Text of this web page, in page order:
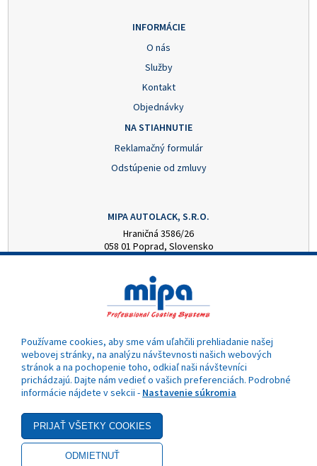
INFORMÁCIE
O nás
Služby
Kontakt
Objednávky
NA STIAHNUTIE
Reklamačný formulár
Odstúpenie od zmluvy
MIPA AUTOLACK, S.R.O.
Hraničná 3586/26
058 01 Poprad, Slovensko
mipa@autolack.sk
OTVÁRACIE HODINY
Pondelok - Piatok: 8:00 - 16:00 hod.
Používame cookies, aby sme vám uľahčili prehliadanie našej
webovej stránky, na analýzu návštevnosti našich webových
stránok a na pochopenie toho, odkiaľ naši návštevníci
prichádzajú. Dajte nám vedieť o vašich preferenciách. Podrobné
informácie nájdete v sekcii - Nastavenie súkromia